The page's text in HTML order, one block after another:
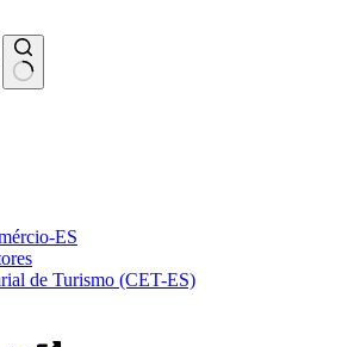
ES
de Turismo (CET-ES)